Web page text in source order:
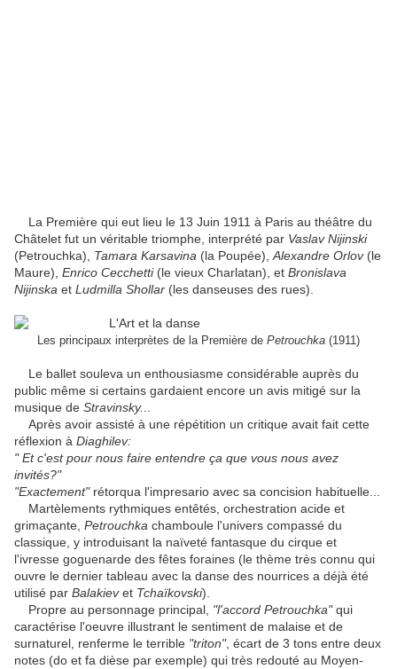
La Première qui eut lieu le 13 Juin 1911 à Paris au théâtre du
Châtelet fut un véritable triomphe, interprété par Vaslav Nijinski
(Petrouchka), Tamara Karsavina (la Poupée), Alexandre Orlov(le
Maure), Enrico Cecchetti(le vieux Charlatan), et Bronislava
Nijinska et Ludmilla Shollar (les danseuses des rues).
Les principaux interprètes de la Première de Petrouchka (1911)
Le ballet souleva un enthousiasme considérable auprès du
public même si certains gardaient encore un avis mitigé sur la
musique de Stravinsky.
Après avoir assisté à une répétition un critique avait fait cette
réflexion à Diaghilev:
" Et c'est pour nous faire entendre ça que vous nous avez
invités?"
"Exactement"rétorqua l'impresario avec sa concision habituelle...
Martèlements rythmiques entêtés, orchestration acide et
grimaçante, Petrouchka chamboule l'univers compassé du
classique, y introduisant la naïveté fantasque du cirque et
l'ivresse goguenarde des fêtes foraines (le thème très connu qui
ouvre le dernier tableau avec la danse des nourrices a déjà été
utilisé par Balakievet Tchaïkovski).
Propre au personnage principal, "l'accord Petrouchka"qui
caractérise l'oeuvre illustrant le sentiment de malaise et de
surnaturel, renferme le terrible "triton", écart de 3 tons entre deux
notes (do et fa dièse par exemple) qui très redouté au Moyen-